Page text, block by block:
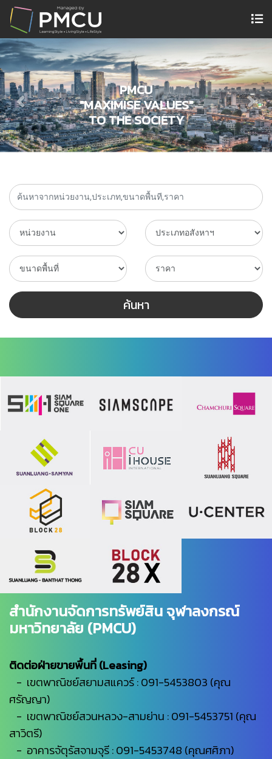
PMCU
"MAXIMISE VALUES"
TO THE SOCIETY
ค้นหา
สำนักงานจัดการทรัพย์สิน จุฬาลงกรณ์
มหาวิทยาลัย (PMCU)
ติดต่อฝ่ายขายพื้นที่ (Leasing)
- เขตพาณิชย์สยามสแควร์ : 091-5453803 (คุณ
ศรัญญา)
- เขตพาณิชย์สวนหลวง-สามย่าน : 091-5453751 (คุณ
สาวิตรี)
- อาคารจัตุรัสจามจุรี : 091-5453748 (คุณศศิภา)